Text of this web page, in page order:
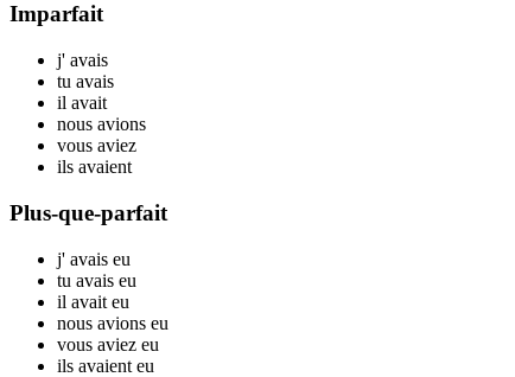
Imparfait
j' avais
tu avais
il avait
nous avions
vous aviez
ils avaient
Plus-que-parfait
j' avais eu
tu avais eu
il avait eu
nous avions eu
vous aviez eu
ils avaient eu